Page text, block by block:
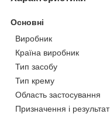
Основні
Виробник
Країна виробник
Тип засобу
Тип крему
Область застосування
Призначення і результат